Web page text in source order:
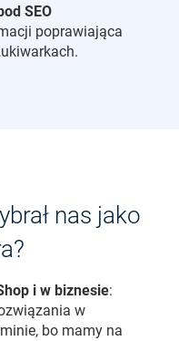
SEO
poprawiająca
nas jako
i w biznesie:
w
bo mamy na